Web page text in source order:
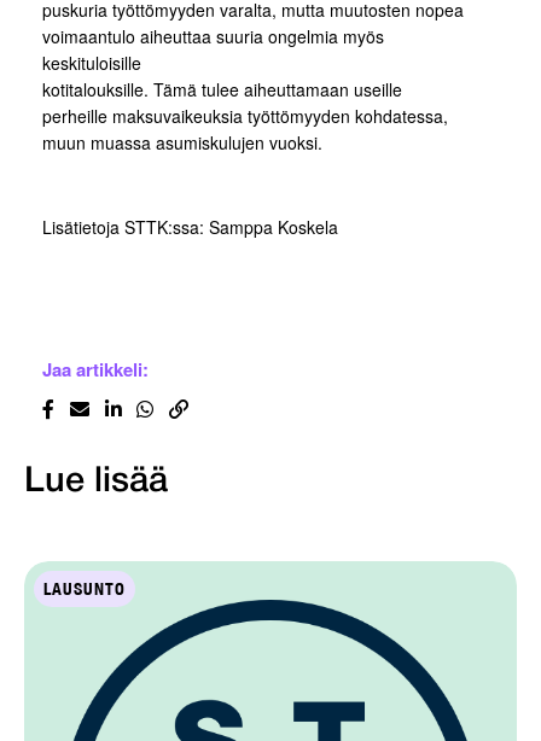
puskuria työttömyyden varalta, mutta muutosten nopea
voimaantulo aiheuttaa suuria ongelmia myös
keskituloisille
kotitalouksille. Tämä tulee aiheuttamaan useille
perheille maksuvaikeuksia työttömyyden kohdatessa,
muun muassa asumiskulujen vuoksi.
Lisätietoja STTK:ssa: Samppa Koskela
Jaa artikkeli:
Lue lisää
LAUSUNTO